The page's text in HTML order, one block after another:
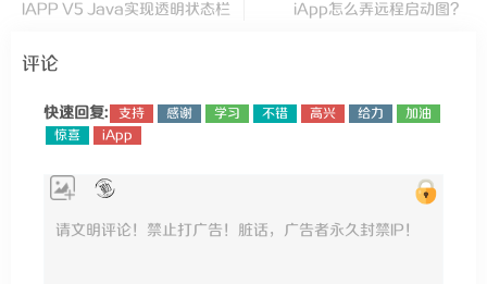
IAPP V5 Java实现透明状态栏
iApp怎么弄远程启动图？
评论
快速回复: 支持 感谢 学习 不错 高兴 给力
加油
惊喜
iApp